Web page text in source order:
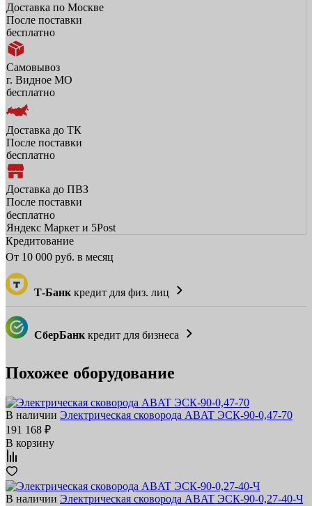
Доставка по Москве
После поставки
бесплатно
Самовывоз
г. Видное МО
бесплатно
Доставка до ТК
После поставки
бесплатно
Доставка до ПВЗ
После поставки
бесплатно
Яндекс Маркет и 5Post
Кредитование
От 10 000 руб. в месяц
Т-Банк кредит для физ. лиц
СберБанк кредит для бизнеса
Похожее оборудование
В наличии Электрическая сковорода ABAT ЭСК‑90‑0,47‑70
191 168 ₽
В корзину
В наличии Электрическая сковорода ABAT ЭСК‑90‑0,27‑40‑Ч